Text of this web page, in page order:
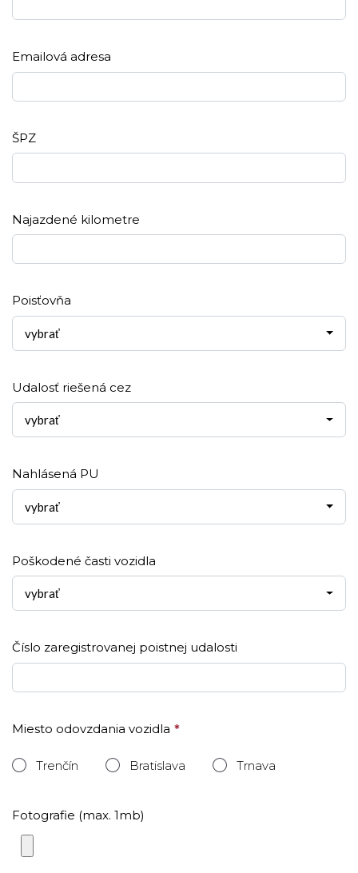
Emailová adresa
ŠPZ
Najazdené kilometre
Poisťovňa
vybrať
Udalosť riešená cez
vybrať
Nahlásená PU
vybrať
Poškodené časti vozidla
vybrať
Číslo zaregistrovanej poistnej udalosti
Miesto odovzdania vozidla
Trenčín Bratislava Trnava
Fotografie (max. 1mb)